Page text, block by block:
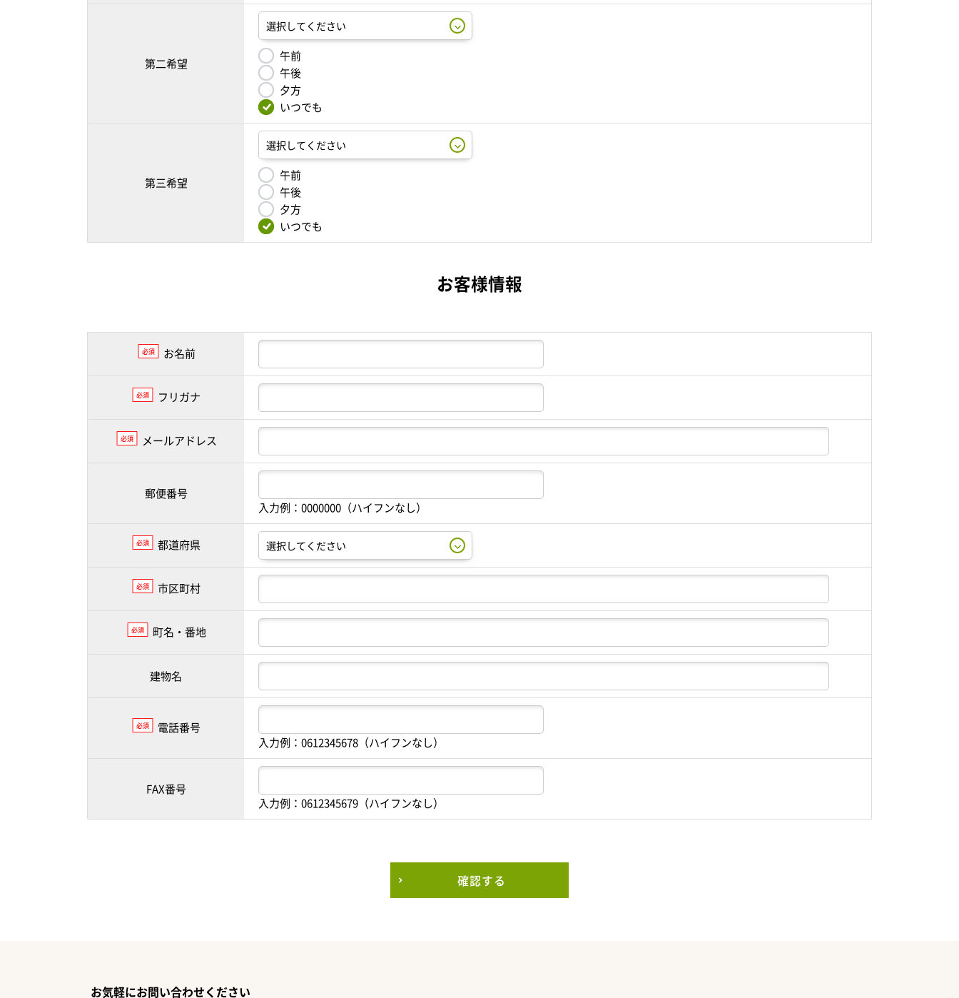
第二希望
午前
午後
夕方
いつでも
第三希望
午前
午後
夕方
いつでも
お客様情報
必須 お名前
必須 フリガナ
必須 メールアドレス
郵便番号
入力例：0000000（ハイフンなし）
必須 都道府県
必須 市区町村
必須 町名・番地
建物名
必須
電話番号
入力例：0612345678（ハイフンなし）
FAX番号
入力例：0612345679（ハイフンなし）
確認する
お気軽にお問い合わせください